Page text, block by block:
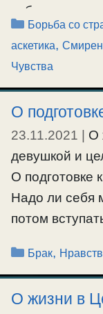
избавлении
смирении с
чувствах, —
посреди
убежать из
грехи.
тяжелее.
Ещё…
,#чувства
Рубрики
Борьба со
аскетика,
Чувства
О
23.11.2021
О
девушкой и
О подготовке
Надо ли себя
потом
#брак,
Рубрики
Брак,
О жизни в